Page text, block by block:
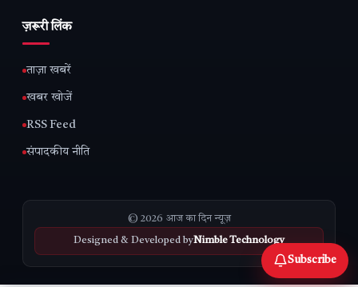
ज़रूरी लिंक
ताज़ा खबरें
खबर खोजें
RSS Feed
संपादकीय नीति
© 2026 आज का दिन न्यूज़
Designed & Developed byNimble Technology
Subscribe